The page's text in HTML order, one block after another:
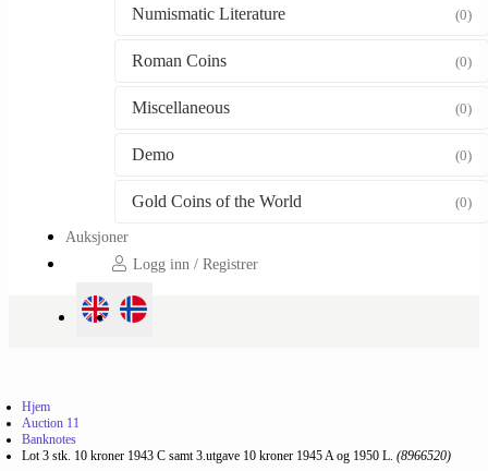
Numismatic Literature (0)
Roman Coins (0)
Miscellaneous (0)
Demo (0)
Gold Coins of the World (0)
Auksjoner
Logg inn / Registrer
Hjem
Auction 11
Banknotes
Lot 3 stk. 10 kroner 1943 C samt 3.utgave 10 kroner 1945 A og 1950 L. (8966520)